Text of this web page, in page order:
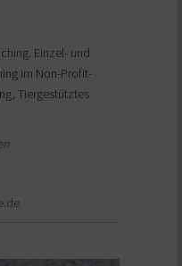
Einzel- und
im Non-Profit-
Tiergestütztes